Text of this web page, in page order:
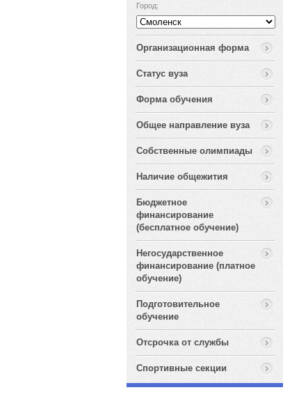
Город:
Организационная форма
Cтатус вуза
Форма обучения
Общее направление вуза
Собственные олимпиады
Наличие общежития
Бюджетное
финансирование
(бесплатное обучение)
Негосударственное
финансирование (платное
обучение)
Подготовительное
обучение
Отсрочка от службы
Спортивные секции